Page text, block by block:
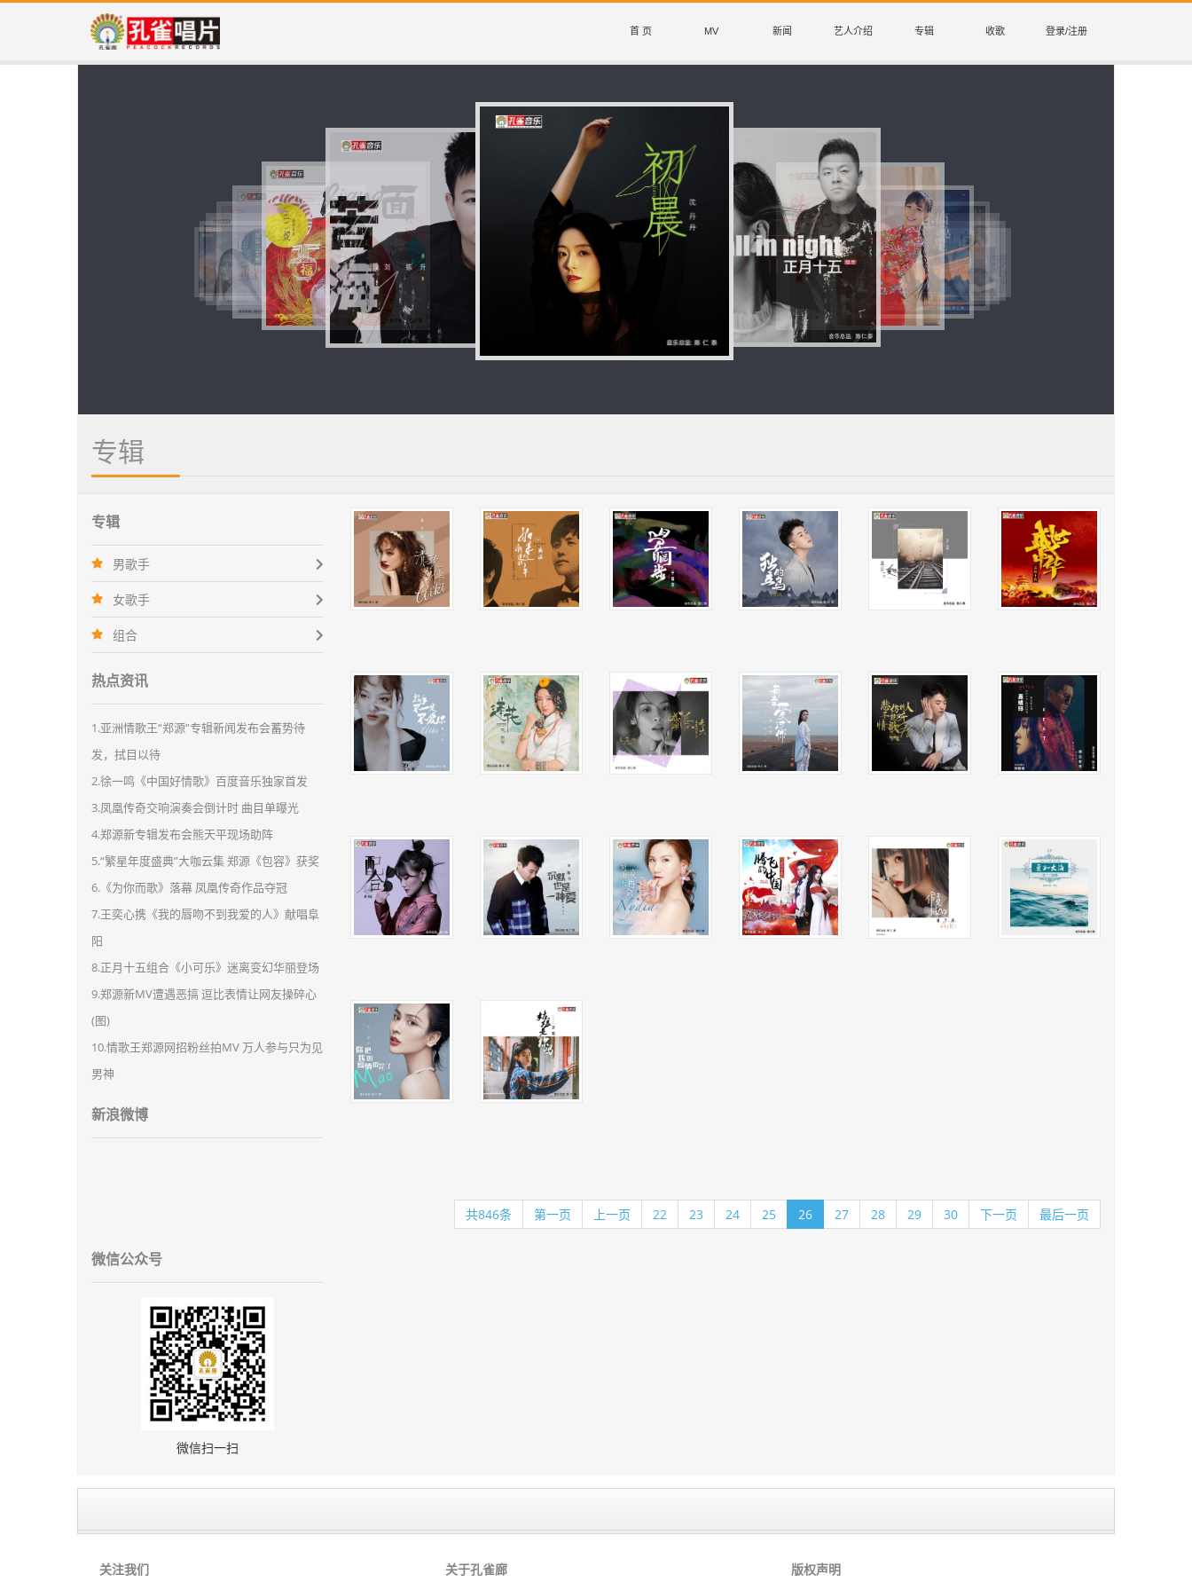
首 页 MV 新闻 艺人介绍 专辑 收歌 登录/注册
专辑
专辑
男歌手
女歌手
组合
热点资讯
1.亚洲情歌王“郑源”专辑新闻发布会蓄势待
发，拭目以待
2.徐一鸣《中国好情歌》百度音乐独家首发
3.凤凰传奇交响演奏会倒计时 曲目单曝光
4.郑源新专辑发布会熊天平现场助阵
5.“繁星年度盛典”大咖云集 郑源《包容》获奖
6.《为你而歌》落幕 凤凰传奇作品夺冠
7.王奕心携《我的唇吻不到我爱的人》献唱阜
阳
8.正月十五组合《小可乐》迷离变幻华丽登场
9.郑源新MV遭遇恶搞 逗比表情让网友操碎心
(图)
10.情歌王郑源网招粉丝拍MV 万人参与只为见
男神
新浪微博
微信公众号
微信扫一扫
共846条 第一页 上一页 22 23 24 25 26 27 28 29 30 下一页 最后一页
关注我们 关于孔雀廊 版权声明